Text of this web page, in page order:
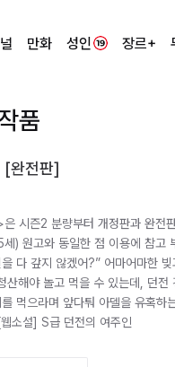
만화 성인 장르+
품
[완전판]
시즌2 분량부터 개정판과 완전
) 원고와 동일한 점 이용에 참고
다 갚지 않겠어?” 어마어마한
산해야 놀고 먹을 수 있는데, 던
먹으라며 앞다퉈 아델을 유혹
소설] S급 던전의 여주인